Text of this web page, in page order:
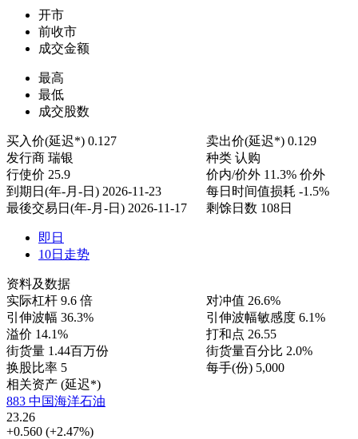
开市
前收市
成交金额
最高
最低
成交股数
买入价(延迟*) 0.127 卖出价(延迟*) 0.129
发行商 瑞银 种类 认购
行使价 25.9 价内/价外 11.3% 价外
到期日(年-月-日) 2026-11-23 每日时间值损耗 -1.5%
最後交易日(年-月-日) 2026-11-17 剩馀日数 108日
即日
10日走势
资料及数据
实际杠杆 9.6 倍 对冲值 26.6%
引伸波幅 36.3% 引伸波幅敏感度 6.1%
溢价 14.1% 打和点 26.55
街货量 1.44百万份 街货量百分比 2.0%
换股比率 5 每手(份) 5,000
相关资产 (延迟*)
883 中国海洋石油
23.26
+0.560 (+2.47%)